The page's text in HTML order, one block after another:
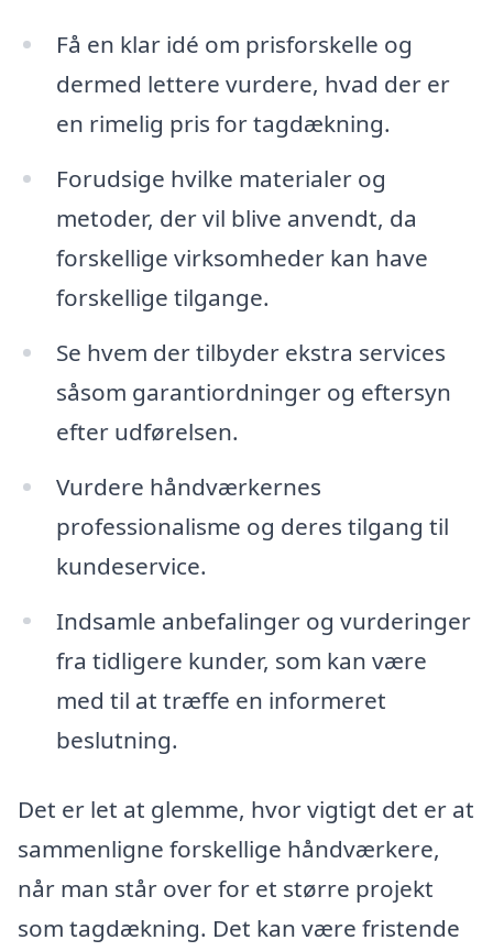
Få en klar idé om prisforskelle og
dermed lettere vurdere, hvad der er
en rimelig pris for tagdækning.
Forudsige hvilke materialer og
metoder, der vil blive anvendt, da
forskellige virksomheder kan have
forskellige tilgange.
Se hvem der tilbyder ekstra services
såsom garantiordninger og eftersyn
efter udførelsen.
Vurdere håndværkernes
professionalisme og deres tilgang til
kundeservice.
Indsamle anbefalinger og vurderinger
fra tidligere kunder, som kan være
med til at træffe en informeret
beslutning.
Det er let at glemme, hvor vigtigt det er at
sammenligne forskellige håndværkere,
når man står over for et større projekt
som tagdækning. Det kan være fristende